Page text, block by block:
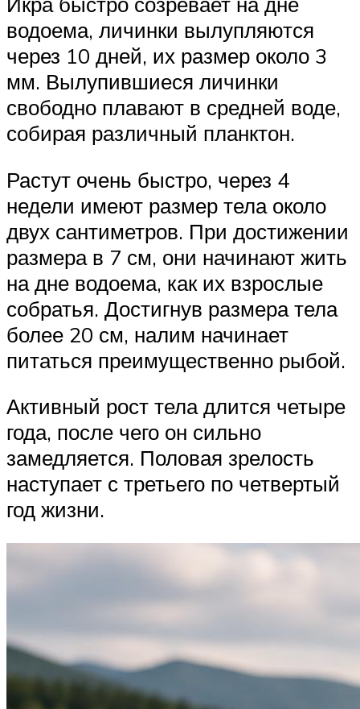
водоема, личинки вылупляются
через 10 дней, их размер около 3
мм. Вылупившиеся личинки
свободно плавают в средней воде,
собирая различный планктон.
Растут очень быстро, через 4
недели имеют размер тела около
двух сантиметров. При достижении
размера в 7 см, они начинают жить
на дне водоема, как их взрослые
собратья. Достигнув размера тела
более 20 см, налим начинает
питаться преимущественно рыбой.
Активный рост тела длится четыре
года, после чего он сильно
замедляется. Половая зрелость
наступает с третьего по четвертый
год жизни.